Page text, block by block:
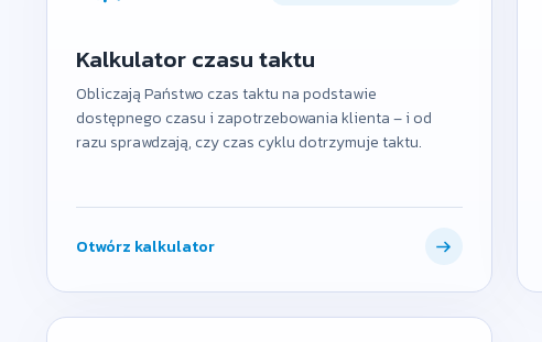
Kalkulator czasu taktu
Obliczają Państwo czas taktu na podstawie
dostępnego czasu i zapotrzebowania klienta – i od
razu sprawdzają, czy czas cyklu dotrzymuje taktu.
Otwórz kalkulator